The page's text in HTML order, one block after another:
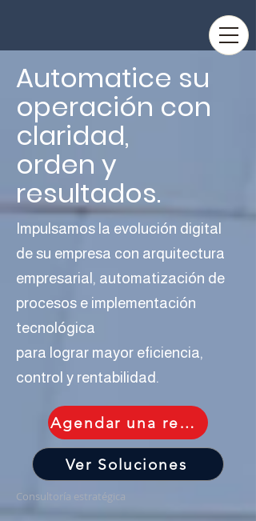
Automatice su
operación con
claridad,
orden y
resultados.
Impulsamos la evolución digital
de su empresa con arquitectura
empresarial, automatización de
procesos e implementación
tecnológica
para lograr mayor eficiencia,
control y rentabilidad.
Agendar una reunión
Ver Soluciones
Consultoría estratégica